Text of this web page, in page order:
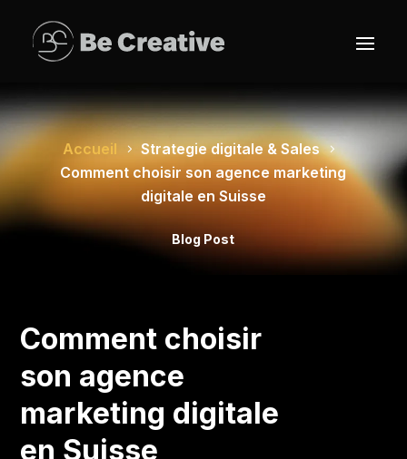
Accueil
Strategie digitale & Sales
Comment choisir son agence marketing
digitale en Suisse
Blog Post
Comment choisir
son agence
marketing digitale
en Suisse